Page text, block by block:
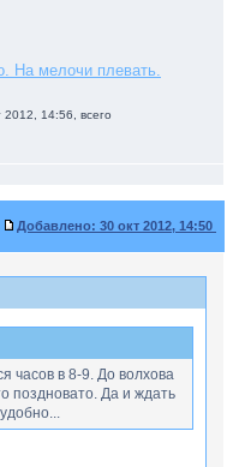
На мелочи плевать.
2012, 14:56, всего
Добавлено: 30 окт 2012, 14:50
часов в 8-9. До волхова
поздновато. Да и ждать